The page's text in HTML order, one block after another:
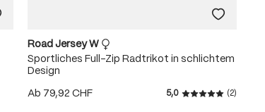
Road Jersey W
Sportliches Full-Zip Radtrikot in schlichtem
Design
Ab 79,92 CHF 5,0 (2)